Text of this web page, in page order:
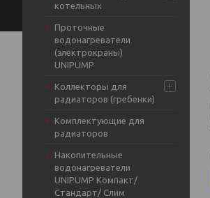
котельных
Проточные
водонагреватели
(электрокраны)
UNIPUMP
Коллекторы для
радиаторов (гребенки)
Комплектующие для
радиаторов
Накопительные
водонагреватели
UNIPUMP Компакт/
Стандарт/ Слим